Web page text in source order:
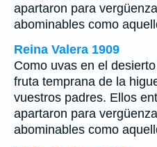
apartaron para
abominables como
Reina Valera 1909
Como uvas en el
fruta temprana de la
vuestros padres. Ellos
apartaron para
abominables como